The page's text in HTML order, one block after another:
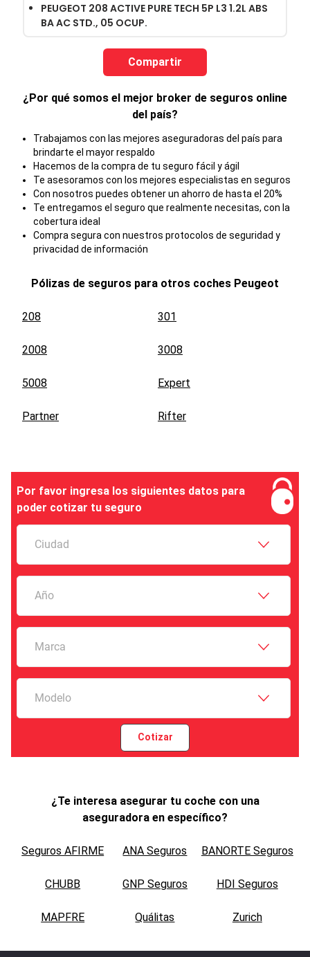
PEUGEOT 208 ACTIVE PURE TECH 5P L3 1.2L ABS
BA AC STD., 05 OCUP.
Compartir
¿Por qué somos el mejor broker de seguros online
del país?
Trabajamos con las mejores aseguradoras del país para
brindarte el mayor respaldo
Hacemos de la compra de tu seguro fácil y ágil
Te asesoramos con los mejores especialistas en seguros
Con nosotros puedes obtener un ahorro de hasta el 20%
Te entregamos el seguro que realmente necesitas, con la
cobertura ideal
Compra segura con nuestros protocolos de seguridad y
privacidad de información
Pólizas de seguros para otros coches Peugeot
208 301
2008 3008
5008 Expert
Partner Rifter
Por favor ingresa los siguientes datos para
poder cotizar tu seguro
Ciudad
Año
Marca
Modelo
Cotizar
¿Te interesa asegurar tu coche con una
aseguradora en específico?
Seguros AFIRME ANA Seguros BANORTE Seguros
CHUBB GNP Seguros HDI Seguros
MAPFRE Quálitas Zurich